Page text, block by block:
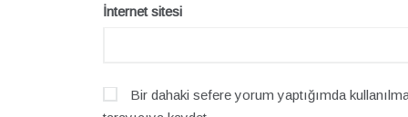
İnternet sitesi
Bir dahaki sefere yorum yaptığımda